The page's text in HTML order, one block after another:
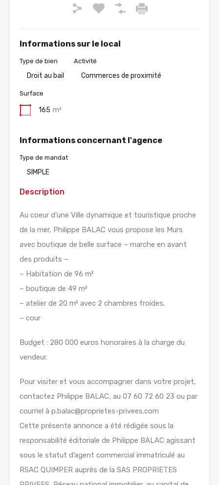
Informations sur le local
Type de bien
Droit au bail
Activité
Commerces de proximité
Surface
165 m²
Informations concernant l'agence
Type de mandat
SIMPLE
Description
Au coeur d’une Ville dynamique et touristique proche
de la mer, Philippe BALAC vous propose les Murs
avec boutique de belle surface – marche en avant
des produits –
– Habitation de 96 m²
– boutique de 49 m²
– atelier de 20 m² avec 2 chambres froides,
– cour
Budget : 280 000 euros honoraires à la charge du
vendeur.
Pour visiter et vous accompagner dans votre projet,
contactez Philippe BALAC, au 07 60 72 60 23 ou par
courriel à p.balac@proprietes-privees.com
Cette présente annonce a été rédigée sous la
responsabilité éditoriale de Philippe BALAC agissant
sous le statut d’agent commercial immatriculé au
RSAC QUIMPER auprès de la SAS PROPRIETES